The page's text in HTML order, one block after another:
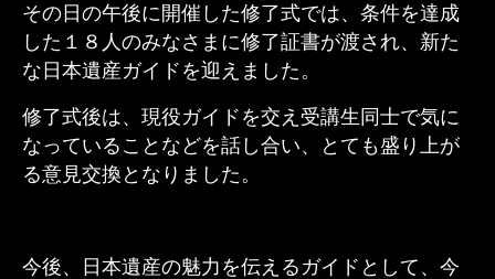
その日の午後に開催した修了式では、条件を達成
した１８人のみなさまに修了証書が渡され、新た
な日本遺産ガイドを迎えました。
修了式後は、現役ガイドを交え受講生同士で気に
なっていることなどを話し合い、とても盛り上が
る意見交換となりました。
今後、日本遺産の魅力を伝えるガイドとして、今